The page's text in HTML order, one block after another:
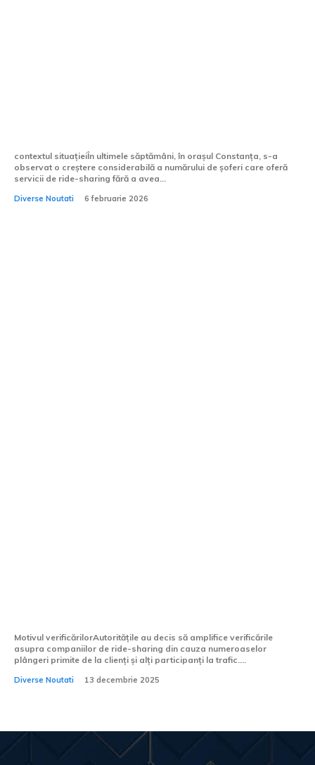
contextul situațieiÎn ultimele săptămâni, în orașul Constanța, s-a
observat o creștere considerabilă a numărului de șoferi care oferă
servicii de ride-sharing fără a avea...
Diverse Noutati 6 februarie 2026
Motivul verificărilorAutoritățile au decis să amplifice verificările
asupra companiilor de ride-sharing din cauza numeroaselor
plângeri primite de la clienți și alți participanți la trafic....
Diverse Noutati 13 decembrie 2025